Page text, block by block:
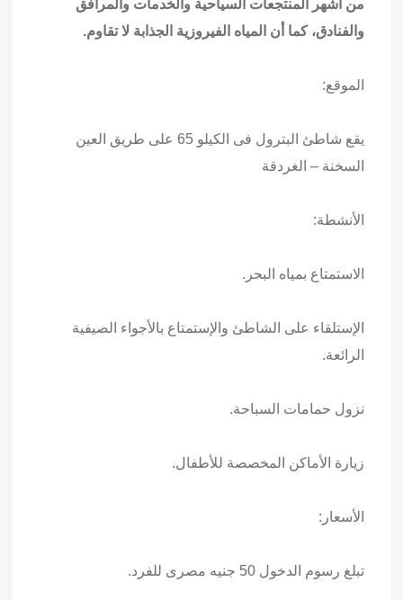
من أشهر المنتجعات السياحية والخدمات والمرافق
والفنادق، كما أن المياه الفيروزية الجذابة لا تقاوم.
الموقع:
يقع شاطئ البترول فى الكيلو 65 على طريق العين
السخنة – الغردقة
الأنشطة:
الاستمتاع بمياه البحر.
الإستلقاء على الشاطئ والإستمتاع بالأجواء الصيفية
الرائعة.
نزول حمامات السباحة.
زيارة الأماكن المخصصة للأطفال.
الأسعار:
تبلغ رسوم الدخول 50 جنيه مصرى للفرد.